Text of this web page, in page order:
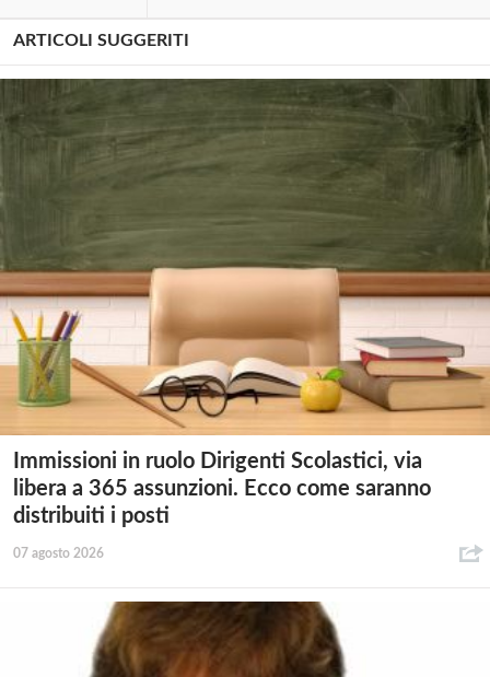
ARTICOLI SUGGERITI
Immissioni in ruolo Dirigenti Scolastici, via
libera a 365 assunzioni. Ecco come saranno
distribuiti i posti
07 agosto 2026